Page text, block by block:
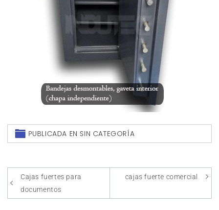
PUBLICADA EN SIN CATEGORÍA
Cajas fuertes para
documentos
cajas fuerte comercial